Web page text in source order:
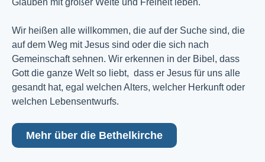
Wir heißen alle willkommen, die auf der Suche sind, die
auf dem Weg mit Jesus sind oder die sich nach
Gemeinschaft sehnen. Wir erkennen in der Bibel, dass
Gott die ganze Welt so liebt, dass er Jesus für uns alle
gesandt hat, egal welchen Alters, welcher Herkunft oder
welchen Lebensentwurfs.
Mehr über die Bethelkirche